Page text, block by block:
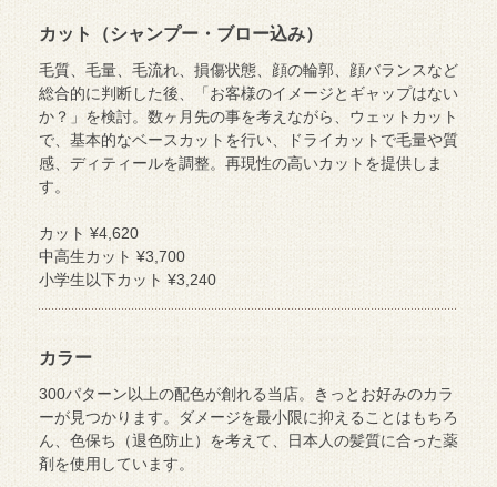
カット（シャンプー・ブロー込み）
毛質、毛量、毛流れ、損傷状態、顔の輪郭、顔バランスなど
総合的に判断した後、「お客様のイメージとギャップはない
か？」を検討。数ヶ月先の事を考えながら、ウェットカット
で、基本的なベースカットを行い、ドライカットで毛量や質
感、ディティールを調整。再現性の高いカットを提供しま
す。
カット ¥4,620
中高生カット ¥3,700
小学生以下カット ¥3,240
カラー
300パターン以上の配色が創れる当店。きっとお好みのカラ
ーが見つかります。ダメージを最小限に抑えることはもちろ
ん、色保ち（退色防止）を考えて、日本人の髪質に合った薬
剤を使用しています。